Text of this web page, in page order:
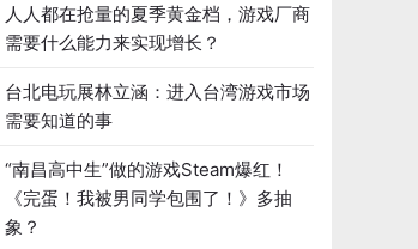
人人都在抢量的夏季黄金档，游戏厂商
需要什么能力来实现增长？
台北电玩展林立涵：进入台湾游戏市场
需要知道的事
“南昌高中生”做的游戏Steam爆红！
《完蛋！我被男同学包围了！》多抽
象？